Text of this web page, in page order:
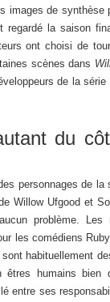
de synthèse
regardé la saison
ont choisi de
scènes dans
de la série
du
personnages de
Willow Ufgood et
problème. Les
les comédiens
habituellement
humains bien
entre ses